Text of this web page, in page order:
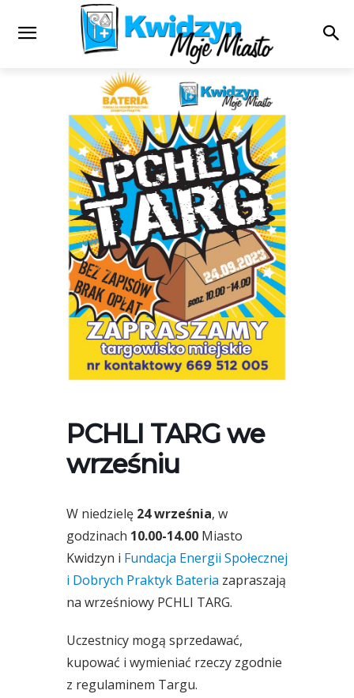
PCHLI TARG we
wrześniu
W niedzielę 24 września, w
godzinach 10.00-14.00 Miasto
Kwidzyn i Fundacja Energii Społecznej
i Dobrych Praktyk Bateria zapraszają
na wrześniowy PCHLI TARG.
Uczestnicy mogą sprzedawać,
kupować i wymieniać rzeczy zgodnie
z regulaminem Targu.